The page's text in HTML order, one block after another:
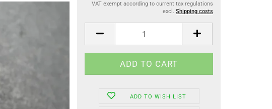
VAT exempt according to current tax regulations
excl. Shipping costs
ADD TO WISH LIST